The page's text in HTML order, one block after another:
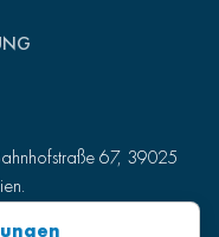
67, 39025